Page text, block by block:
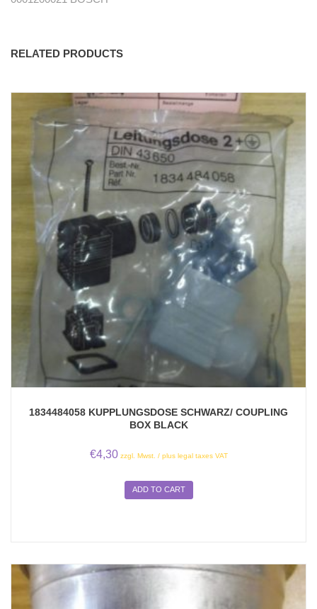
RELATED PRODUCTS
1834484058 KUPPLUNGSDOSE SCHWARZ/ COUPLING
BOX BLACK
€4,30 zzgl. Mwst. / plus legal taxes VAT
ADD TO CART